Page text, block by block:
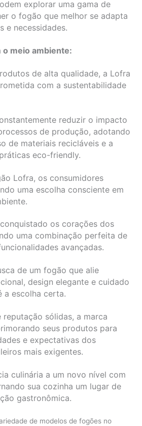
explorar uma gama de
o fogão que melhor se adapta
e necessidades.
meio ambiente:
de alta qualidade, a Lofra
com a sustentabilidade
reduzir o impacto
de produção, adotando
de materiais recicláveis e a
eco-friendly.
Lofra, os consumidores
uma escolha consciente em
os corações dos
uma combinação perfeita de
avançadas.
de um fogão que alie
design elegante e cuidado
a escolha certa.
sólidas, a marca
seus produtos para
e expectativas dos
mais exigentes.
culinária a um novo nível com
sua cozinha um lugar de
gastronômica.
de modelos de fogões no